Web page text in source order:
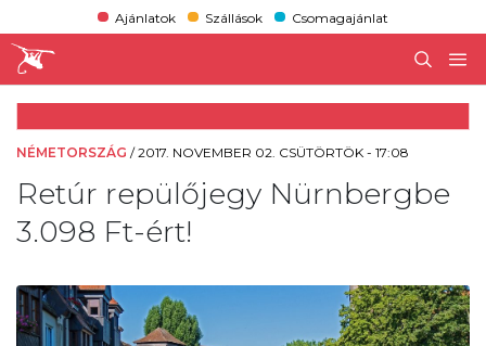
Ajánlatok Szállások Csomagajánlat
NÉMETORSZÁG /2017. NOVEMBER 02. CSÜTÖRTÖK - 17:08
Retúr repülőjegy Nürnbergbe
3.098 Ft-ért!